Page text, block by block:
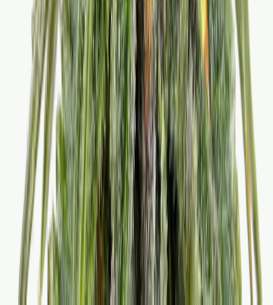
Alle Artikel Anbau Grundlagen